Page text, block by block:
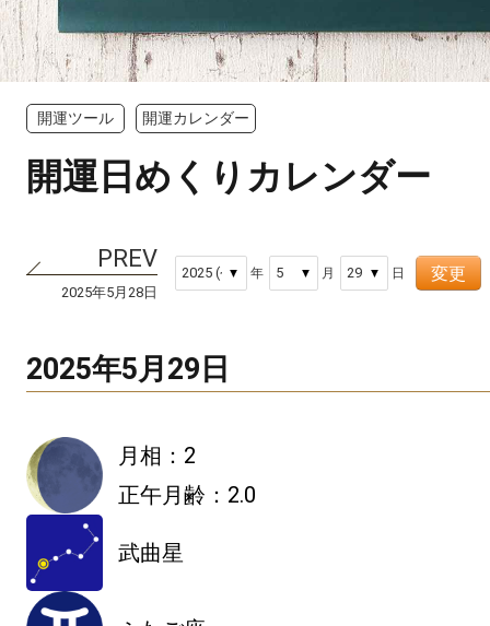
開運ツール 開運カレンダー
開運日めくりカレンダー
2025年5月28日
年 月 日 変更
2025年5月29日
月相：2
正午月齢：2.0
武曲星